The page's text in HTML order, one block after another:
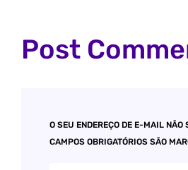
Post
O SEU ENDEREÇO DE E-MAIL NÃO
CAMPOS OBRIGATÓRIOS SÃO